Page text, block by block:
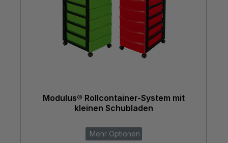
Modulus® Rollcontainer-System mit
kleinen Schubladen
Mehr Optionen